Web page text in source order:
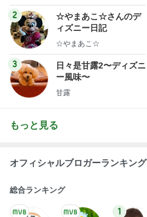
ログ
2
☆やまあこ☆さんのデ
ィズニー日記
☆やまあこ☆
3
日々是甘露2〜ディズニ
ー風味〜
甘露
もっと見る
オフィシャルブロガーランキング
総合ランキング
1